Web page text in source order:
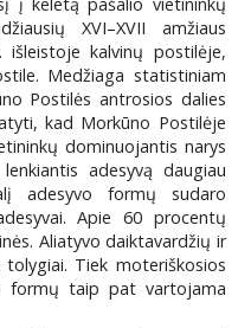
XVI–XVII amžiaus
kalvinų postilėje,
Medžiaga statistiniam
Postilės antrosios dalies
kad Morkūno Postilėje
dominuojantis narys
adesyvą daugiau
adesyvo formų sudaro
Apie 60 procentų
Aliatyvo daiktavardžių ir
Tiek moteriškosios
formų taip pat vartojama